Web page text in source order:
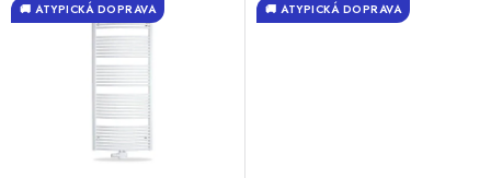
🚚 ATYPICKÁ DOPRAVA 🚚 ATYPICKÁ DOPRAVA